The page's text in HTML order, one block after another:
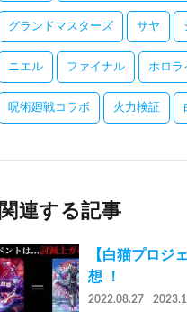
グランドマスターズ サヤ
ニエル ファイナル ホロラ
呪術廻戦コラボ 火力検証
関連する記事
【白猫プロジ
想 ！
2022.08.27